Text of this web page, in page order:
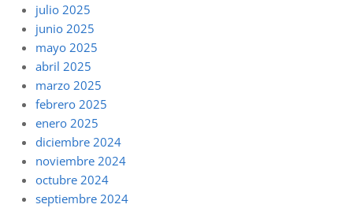
julio 2025
junio 2025
mayo 2025
abril 2025
marzo 2025
febrero 2025
enero 2025
diciembre 2024
noviembre 2024
octubre 2024
septiembre 2024